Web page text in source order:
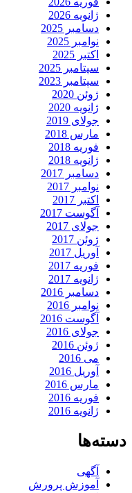
ژانویه 2026
دسامبر 2025
نوامبر 2025
اکتبر 2025
سپتامبر 2025
سپتامبر 2023
ژوئن 2020
ژانویه 2020
جولای 2019
مارس 2018
فوریه 2018
ژانویه 2018
دسامبر 2017
نوامبر 2017
اکتبر 2017
آگوست 2017
جولای 2017
ژوئن 2017
آوریل 2017
فوریه 2017
ژانویه 2017
دسامبر 2016
نوامبر 2016
آگوست 2016
جولای 2016
ژوئن 2016
می 2016
آوریل 2016
مارس 2016
فوریه 2016
ژانویه 2016
دسته‌ها
آگهی
آموزش پرورش